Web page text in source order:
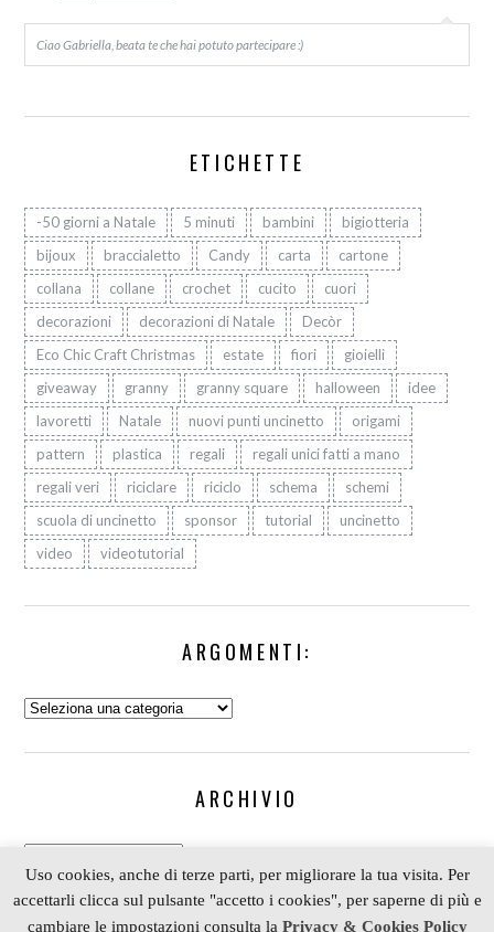
Ciao Gabriella, beata te che hai potuto partecipare :)
ETICHETTE
-50 giorni a Natale 5 minuti bambini
bigiotteria
bijoux
braccialetto Candy carta
cartone
collana
collane crochet cucito
cuori
decorazioni
decorazioni di Natale
Decòr
Eco Chic Craft Christmas
estate fiori
gioielli
giveaway
granny granny square halloween
idee
lavoretti
Natale nuovi punti uncinetto
origami
pattern
plastica regali
regali unici fatti a mano
regali veri
riciclare riciclo schema
schemi
scuola di uncinetto
sponsor tutorial
uncinetto
video
videotutorial
ARGOMENTI:
Argomenti:
ARCHIVIO
Archivio
Uso cookies, anche di terze parti, per migliorare la tua visita. Per
accettarli clicca sul pulsante "accetto i cookies", per saperne di più e
cambiare le impostazioni consulta la Privacy & Cookies Policy